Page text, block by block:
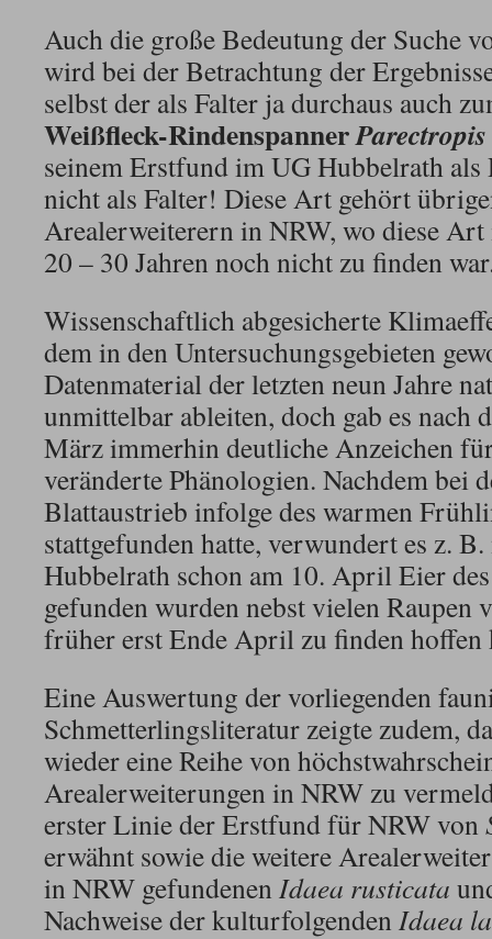
Auch die große Bedeutung der Suche
wird bei der Betrachtung der
selbst der als Falter ja durchaus auch
Weißfleck-Rindenspanner
seinem Erstfund im UG Hubbelrath
nicht als Falter! Diese Art gehört
Arealerweiterern in NRW, wo diese
20 – 30 Jahren noch nicht zu finden
Wissenschaftlich abgesicherte
dem in den Untersuchungsgebieten
Datenmaterial der letzten neun Jahre
unmittelbar ableiten, doch gab es nach
März immerhin deutliche Anzeichen
veränderte Phänologien. Nachdem bei
Blattaustrieb infolge des warmen
stattgefunden hatte, verwundert es z.
Hubbelrath schon am 10. April Eier
gefunden wurden nebst vielen Raupen
früher erst Ende April zu finden hoffen
Eine Auswertung der vorliegenden
Schmetterlingsliteratur zeigte zudem,
wieder eine Reihe von
Arealerweiterungen in NRW zu
erster Linie der Erstfund für NRW von
erwähnt sowie die weitere
in NRW gefundenen Idaea rusticata
Nachweise der kulturfolgenden Idaea